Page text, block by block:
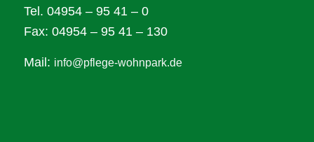
Tel. 04954 – 95 41 – 0
Fax: 04954 – 95 41 – 130
Mail: info@pflege-wohnpark.de